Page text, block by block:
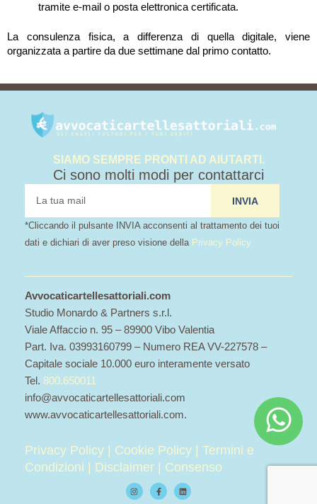
tramite e-mail o posta elettronica certificata.
La consulenza fisica, a differenza di quella digitale, viene
organizzata a partire da due settimane dal primo contatto.
SIAMO SEMPRE PRONTI AD AIUTARTI.
Ci sono molti modi per contattarci
INVIA
*Cliccando il pulsante INVIA acconsenti al trattamento dei tuoi
dati e dichiari di aver preso visione della Privacy Policy
Avvocaticartellesattoriali.com
Studio Monardo & Partners s.r.l.
Viale Affaccio n. 95 – 89900 Vibo Valentia
Part. Iva. 03993160799 – Numero REA VV-227578 –
Capitale sociale 10.000 euro interamente versato
Tel. 800.650011
info@avvocaticartellesattoriali.com
www.avvocaticartellesattoriali.com.
Privacy Policy | Cookie Policy | Termini e
Condizioni | Disclaimer | Consenso
I
n
s
F
a
c
L
i
n